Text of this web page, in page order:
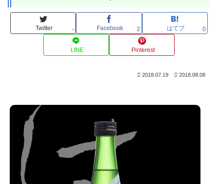
Twitter - Facebook 2 はてブ 0
LINE Pinterest
2018.07.19 2018.08.08